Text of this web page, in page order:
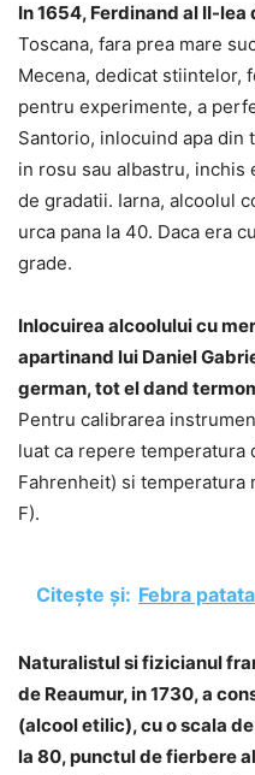
In 1654, Ferdinand al II-lea
Toscana, fara prea mare
Mecena, dedicat stiintelor,
pentru experimente, a
Santorio, inlocuind apa din
in rosu sau albastru, inchis
de gradatii. Iarna, alcoolul
urca pana la 40. Daca era
grade.
Inlocuirea alcoolului cu
apartinand lui Daniel
german, tot el dand
Pentru calibrarea
luat ca repere temperatura
Fahrenheit) si temperatura
F).
Citește și: Febra
Naturalistul si fizicianul
de Reaumur, in 1730, a
(alcool etilic), cu o scala
la 80, punctul de fierbere